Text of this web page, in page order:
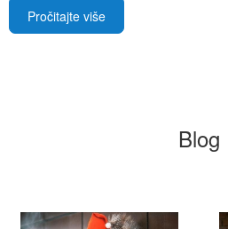
Pročitajte više
Blog